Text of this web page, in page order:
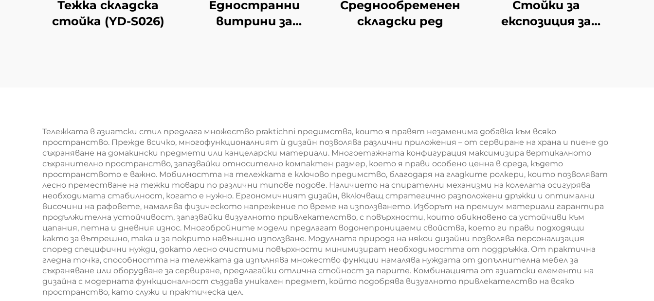
Тежка складска
стойка (YD-S026)
Едностранни
витрини за
Среднообременен
складски ред
Стойки за
експозиция за
Тележката в азиатски стил предлага множество praktichni предимства, които я правят незаменима добавка към всяко
пространство. Прежде всичко, многофункционалният ѝ дизайн позволява различни приложения – от сервиране на храна и пиене до
съхраняване на домакински предмети или канцеларски материали. Многоетажната конфигурация максимизира вертикалното
съхранително пространство, запазвайки относително компактен размер, което я прави особено ценна в среда, където
пространството е важно. Мобилността на тележката е ключово предимство, благодаря на гладките ролкери, които позволяват
лесно преместване на тежки товари по различни типове подове. Наличието на спирателни механизми на колелата осигурява
необходимата стабилност, когато е нужно. Ергономичният дизайн, включващ стратегично разположени дръжки и оптимални
височини на рафовете, намалява физическото напрежение по време на използването. Изборът на премиум материали гарантира
продължителна устойчивост, запазвайки визуалното привлекателство, с повърхности, които обикновено са устойчиви към
цапания, петна и дневния износ. Многобройните модели предлагат водонепроницаеми свойства, което ги прави подходящи
както за вътрешно, така и за покрито навъншно използване. Модулната природа на някои дизайни позволява персонализация
според специфични нужди, докато лесно очистими повърхности минимизират необходимостта от поддръжка. От практична
гледна точка, способността на тележката да изпълнява множество функции намалява нуждата от допълнителна мебел за
съхраняване или оборудване за сервиране, предлагайки отлична стойност за парите. Комбинацията от азиатски елементи на
дизайна с модерната функционалност създава уникален предмет, който подобрява визуалното привлекателство на всяко
пространство, като служи и практическа цел.